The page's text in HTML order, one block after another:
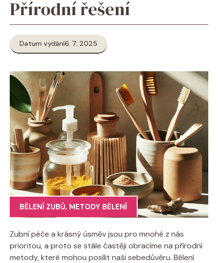
Přírodní řešení
Datum vydání6. 7. 2025
BĚLENÍ ZUBŮ, METODY BĚLENÍ
Zubní péče a krásný úsměv jsou pro mnohé z nás
prioritou, a proto se stále častěji obracíme na přírodní
metody, které mohou posílit naši sebedůvěru. Bělení